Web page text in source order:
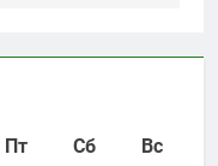
Пт Сб
Вс